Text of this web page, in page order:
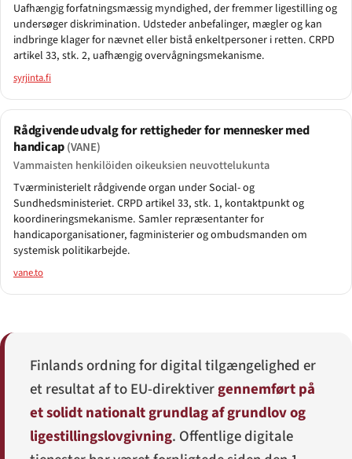
Uafhængig forfatningsmæssig myndighed, der fremmer ligestilling og
undersøger diskrimination. Udsteder anbefalinger, mægler og kan
indbringe klager for nævnet eller bistå enkeltpersoner i retten. CRPD
artikel 33, stk. 2, uafhængig overvågningsmekanisme.
syrjinta.fi
Rådgivende udvalg for rettigheder for mennesker med
handicap(VANE)
Vammaisten henkilöiden oikeuksien neuvottelukunta
Tværministerielt rådgivende organ under Social- og
Sundhedsministeriet. CRPD artikel 33, stk. 1, kontaktpunkt og
koordineringsmekanisme. Samler repræsentanter for
handicaporganisationer, fagministerier og ombudsmanden om
systemisk politikarbejde.
vane.to
Finlands ordning for digital tilgængelighed er
et resultat af to EU-direktivergennemført på
et solidt nationalt grundlag af grundlov og
ligestillingslovgivning. Offentlige digitale